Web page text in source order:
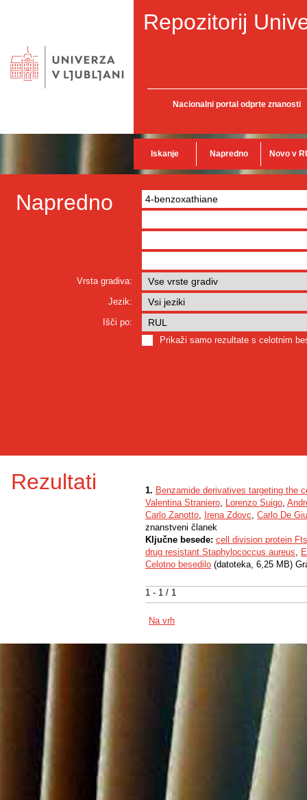
Repozitorij
Nacionalni portal odprte znanosti
Iskanje Napredno Novo v
Napredno
Vrsta gradiva:
Jezik:
Išči po:
Prikaži samo rezultate s celotnim
Rezultati
1 - 1 / 1
1. Benzamide derivatives targeting the
Valentina Straniero, Lorenzo Suigo,
Carlo Zanotto, Irena Zdovc, Carlo De
znanstveni članek
Ključne besede: cell division protein
drug resistant Staphylococcus aureus,
Celotno besedilo (datoteka, 6,25 MB)
Na vrh